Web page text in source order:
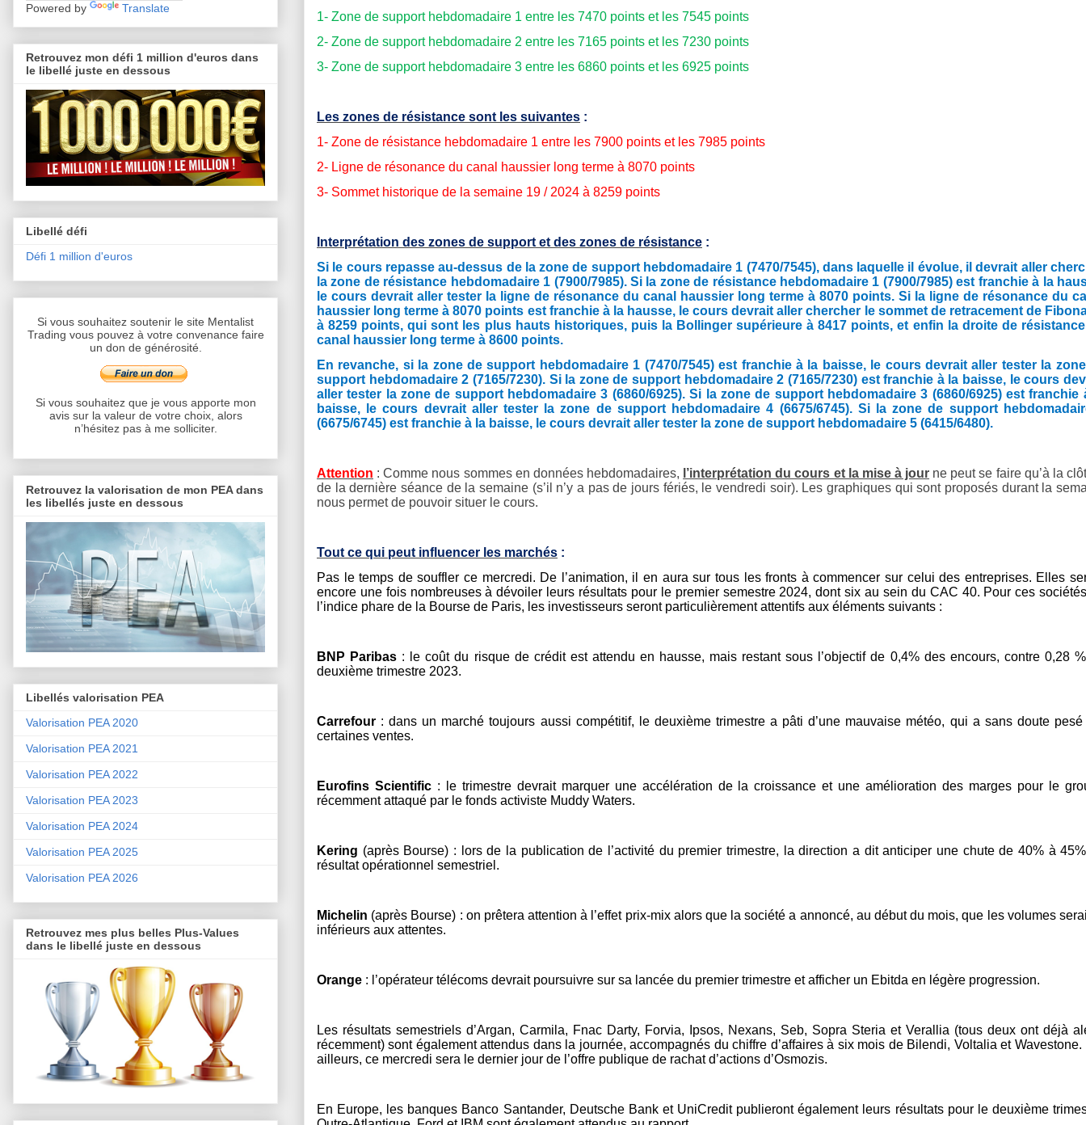
1- Zone de support hebdomadaire 1 entre les 7470 points et les 7545 points
2- Zone de support hebdomadaire 2 entre les 7165 points et les 7230 points
3- Zone de support hebdomadaire 3 entre les 6860 points et les 6925 points
Les zones de résistance sont les suivantes :
1- Zone de résistance hebdomadaire 1 entre les 7900 points et les 7985 points
2- Ligne de résonance du canal haussier long terme à 8070 points
3- Sommet historique de la semaine 19 / 2024 à 8259 points
Interprétation des zones de support et des zones de résistance :
Si le cours repasse au-dessus de la zone de support hebdomadaire 1 (7470/7545), dans laquelle il évolue, il devrait aller
la zone de résistance hebdomadaire 1 (7900/7985). Si la zone de résistance hebdomadaire 1 (7900/7985) est franchie à la
le cours devrait aller tester la ligne de résonance du canal haussier long terme à 8070 points. Si la ligne de résonance du
haussier long terme à 8070 points est franchie à la hausse, le cours devrait aller chercher le sommet de retracement de
à 8259 points, qui sont les plus hauts historiques, puis la Bollinger supérieure à 8417 points, et enfin la droite de
canal haussier long terme à 8600 points.
En revanche, si la zone de support hebdomadaire 1 (7470/7545) est franchie à la baisse, le cours devrait aller tester la
support hebdomadaire 2 (7165/7230). Si la zone de support hebdomadaire 2 (7165/7230) est franchie à la baisse, le cours
aller tester la zone de support hebdomadaire 3 (6860/6925). Si la zone de support hebdomadaire 3 (6860/6925) est franchie
baisse, le cours devrait aller tester la zone de support hebdomadaire 4 (6675/6745). Si la zone de support
(6675/6745) est franchie à la baisse, le cours devrait aller tester la zone de support hebdomadaire 5 (6415/6480).
Attention : Comme nous sommes en données hebdomadaires, l’interprétation du cours et la mise à jour ne peut se faire qu’à la
de la dernière séance de la semaine (s’il n’y a pas de jours fériés, le vendredi soir). Les graphiques qui sont proposés durant la
nous permet de pouvoir situer le cours.
Tout ce qui peut influencer les marchés :
Pas le temps de souffler ce mercredi. De l’animation, il en aura sur tous les fronts à commencer sur celui des entreprises. Elles
encore une fois nombreuses à dévoiler leurs résultats pour le premier semestre 2024, dont six au sein du CAC 40. Pour ces
l’indice phare de la Bourse de Paris, les investisseurs seront particulièrement attentifs aux éléments suivants :
BNP Paribas : le coût du risque de crédit est attendu en hausse, mais restant sous l’objectif de 0,4% des encours, contre 0,28
deuxième trimestre 2023.
Carrefour : dans un marché toujours aussi compétitif, le deuxième trimestre a pâti d’une mauvaise météo, qui a sans doute pesé
certaines ventes.
Eurofins Scientific: le trimestre devrait marquer une accélération de la croissance et une amélioration des marges pour le
récemment attaqué par le fonds activiste Muddy Waters.
Kering (après Bourse) : lors de la publication de l’activité du premier trimestre, la direction a dit anticiper une chute de 40% à
résultat opérationnel semestriel.
Michelin (après Bourse) : on prêtera attention à l’effet prix-mix alors que la société a annoncé, au début du mois, que les volumes
inférieurs aux attentes.
Orange : l’opérateur télécoms devrait poursuivre sur sa lancée du premier trimestre et afficher un Ebitda en légère progression.
Les résultats semestriels d’Argan, Carmila, Fnac Darty, Forvia, Ipsos, Nexans, Seb, Sopra Steria et Verallia (tous deux ont déjà
récemment) sont également attendus dans la journée, accompagnés du chiffre d’affaires à six mois de Bilendi, Voltalia et Wavestone.
ailleurs, ce mercredi sera le dernier jour de l’offre publique de rachat d’actions d’Osmozis.
En Europe, les banques Banco Santander, Deutsche Bank et UniCredit publieront également leurs résultats pour le deuxième
Powered by Translate
Retrouvez mon défi 1 million d'euros dans
le libellé juste en dessous
Libellé défi
Défi 1 million d'euros
Si vous souhaitez soutenir le site Mentalist
Trading vous pouvez à votre convenance faire
un don de générosité.
Si vous souhaitez que je vous apporte mon
avis sur la valeur de votre choix, alors
n’hésitez pas à me solliciter.
Retrouvez la valorisation de mon PEA dans
les libellés juste en dessous
Libellés valorisation PEA
Valorisation PEA 2020
Valorisation PEA 2021
Valorisation PEA 2022
Valorisation PEA 2023
Valorisation PEA 2024
Valorisation PEA 2025
Valorisation PEA 2026
Retrouvez mes plus belles Plus-Values
dans le libellé juste en dessous